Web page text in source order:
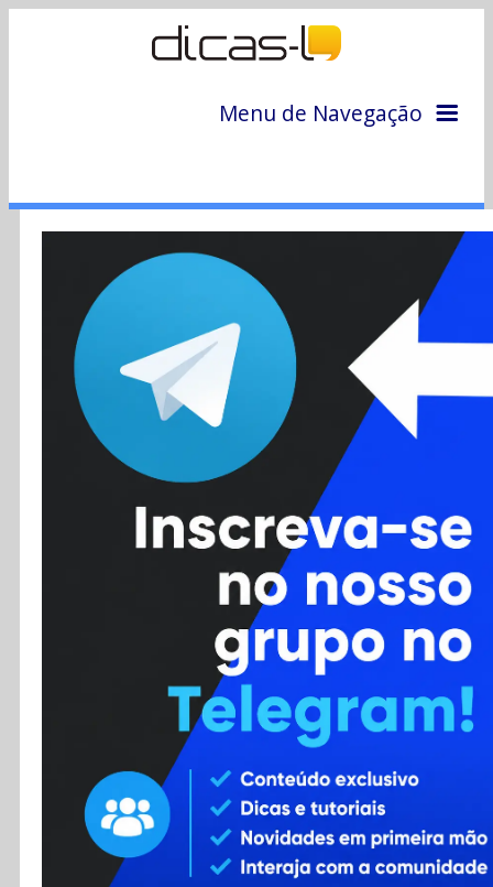
Menu de Navegação
Colunas
Colaboradores
Cursos
Enviar Dica
Contato